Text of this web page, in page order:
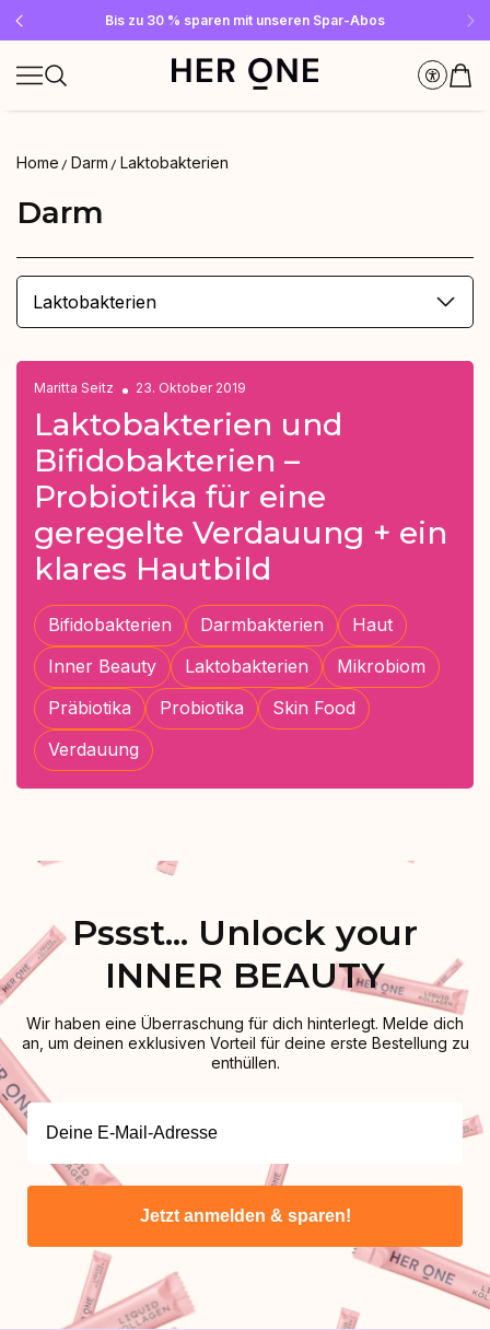
Gratis SLEEP WELL ab 69 € MBW - nur solange der Vorrat reicht!
Jetzt Newsletter abonnieren und 10 €-Gutschein sichern
Bis zu 30 % sparen mit unseren Spar-Abos
Home Darm Laktobakterien
Darm
Laktobakterien
Maritta Seitz 23. Oktober 2019
Laktobakterien und
Bifidobakterien –
Probiotika für eine
geregelte Verdauung + ein
klares Hautbild
Bifidobakterien Darmbakterien
Haut
Inner Beauty
Laktobakterien
Mikrobiom
Präbiotika
Probiotika
Skin Food
Verdauung
Pssst... Unlock your
INNER BEAUTY
Wir haben eine Überraschung für dich hinterlegt. Melde dich
an, um deinen exklusiven Vorteil für deine erste Bestellung zu
enthüllen.
Jetzt anmelden & sparen!